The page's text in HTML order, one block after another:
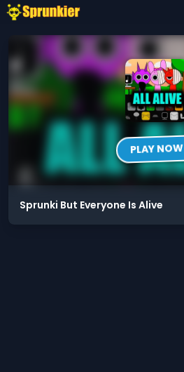
PLAY NOW
Sprunki But Everyone Is Alive